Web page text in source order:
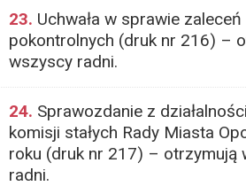
23. Uchwała w sprawie zaleceń
pokontrolnych (druk nr 216) –
wszyscy radni.
24. Sprawozdanie z działalności
komisji stałych Rady Miasta
roku (druk nr 217) – otrzymują
radni.